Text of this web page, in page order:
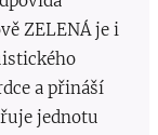
ZELENÁ je i
a přináší
jednotu